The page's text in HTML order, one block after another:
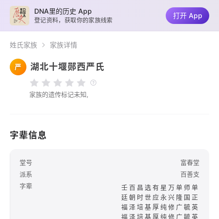
姓氏家族 家族详情
严 湖北十堰郧西严氏
家族的遗传标记未知,
字辈信息
堂号
富春堂
派系
百善支
字辈
壬百昌选有星万单师单
廷朝时世应永兴隆国正
福泽培基厚纯修广毓英
福泽培基厚纯修广毓英
DNA里的历史 App
登记资料，获取你的家族线索
打开 App